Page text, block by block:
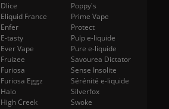
Dlice
Eliquid France
Enfer
E-tasty
Ever Vape
Fruizee
Furiosa
Furiosa Eggz
Halo
High Creek
Poppy's
Prime Vape
Protect
Pulp e-liquide
Pure e-liquide
Savourea Dictator
Sense Insolite
Sérénité e-liquide
Silverfox
Swoke